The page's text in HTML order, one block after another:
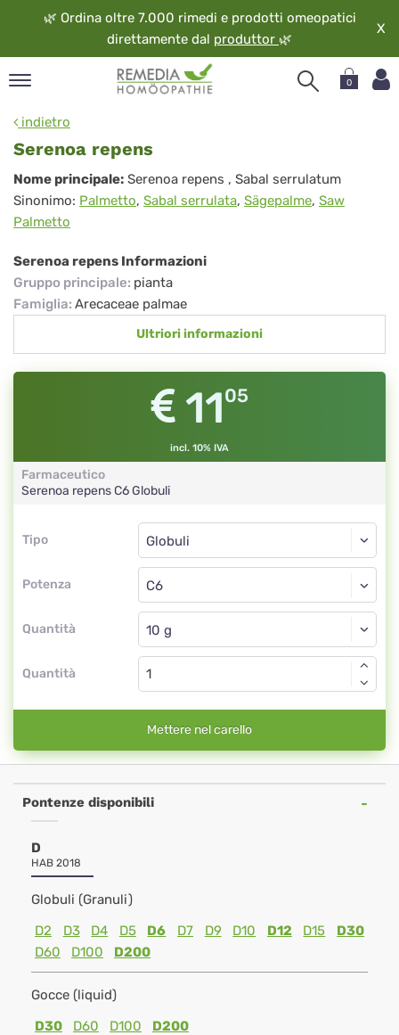
🌿 Ordina oltre 7.000 rimedi e prodotti omeopatici
direttamente dal produttor 🌿
X
0
indietro
Serenoa repens
Serenoa
repens
Nome principale: Serenoa repens , Sabal serrulatum
Sinonimo: Palmetto, Sabal serrulata, Sägepalme, Saw
Palmetto
Serenoa repens Informazioni
Gruppo principale: pianta
Famiglia: Arecaceae palmae
Ultriori informazioni
1105
incl. 10% IVA
Farmaceutico
Serenoa repensC6Globuli
Tipo
Tipo
Potenza
Globuli
C6
Quantità
Globuli
Quantità
Mettere nel carello
Pontenze disponibili
D
HAB 2018
Globuli (Granuli)
D2
D3 D4 D5 D6 D7 D9 D10 D12 D15
D30
D60
D100 D200
Gocce (liquid)
D30
D60 D100 D200